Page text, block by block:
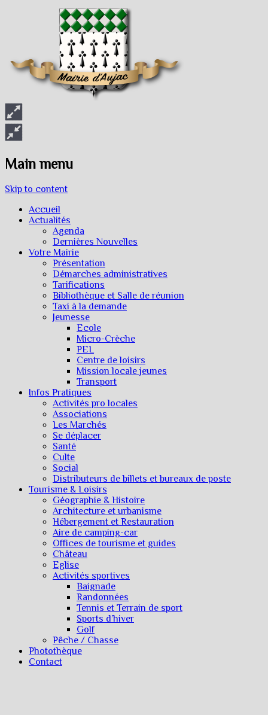
Main menu
Skip to content
Accueil
Actualités
Agenda
Dernières Nouvelles
Votre Mairie
Présentation
Démarches administratives
Tarifications
Bibliothèque et Salle de réunion
Taxi à la demande
Jeunesse
Ecole
Micro-Crèche
PEL
Centre de loisirs
Mission locale jeunes
Transport
Infos Pratiques
Activités pro locales
Associations
Les Marchés
Se déplacer
Santé
Culte
Social
Distributeurs de billets et bureaux de poste
Tourisme & Loisirs
Géographie & Histoire
Architecture et urbanisme
Hébergement et Restauration
Aire de camping-car
Offices de tourisme et guides
Château
Eglise
Activités sportives
Baignade
Randonnées
Tennis et Terrain de sport
Sports d’hiver
Golf
Pêche / Chasse
Photothèque
Contact